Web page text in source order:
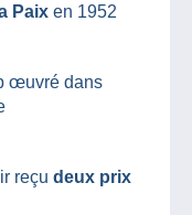
Paix en 1952
œuvré dans
reçu deux prix